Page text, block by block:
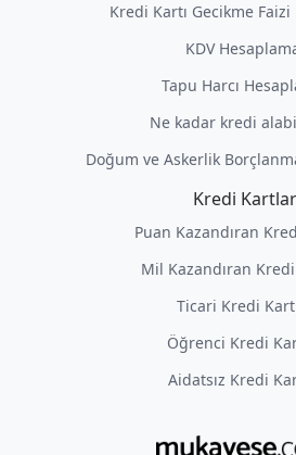
Kredi Kartı Gecikme
KDV
Tapu Harcı
Ne kadar kredi
Doğum ve Askerlik
Kredi
Puan Kazandıran
Mil Kazandıran
Ticari Kredi
Öğrenci Kredi
Aidatsız Kredi